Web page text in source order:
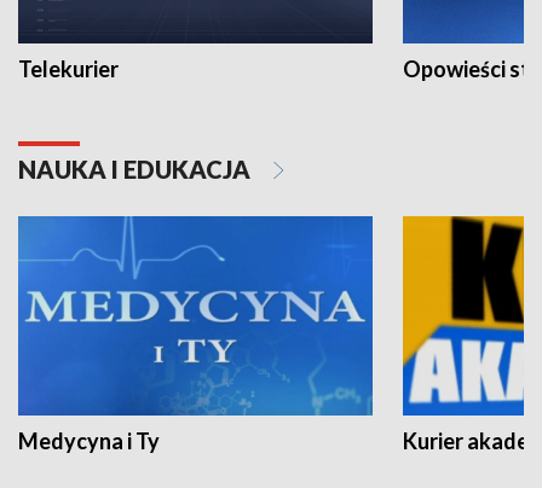
Telekurier Opowieści
NAUKA I EDUKACJA
Medycyna i Ty Kurier